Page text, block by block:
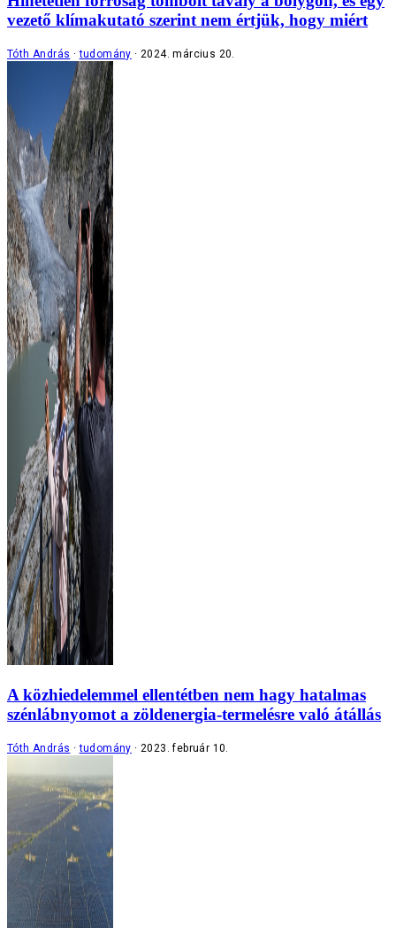
vezető klímakutató szerint nem értjük, hogy miért
Tóth András tudomány 2024. március 20.
A közhiedelemmel ellentétben nem hagy hatalmas
szénlábnyomot a zöldenergia-termelésre való átállás
Tóth András tudomány 2023. február 10.